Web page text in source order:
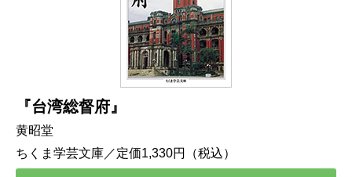
『台湾総督府』
黄昭堂
ちくま学芸文庫／定価1,330円（税込）